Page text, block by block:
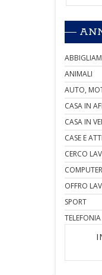
ANIMALI
AUTO,
CASA IN
CASA IN
CASE E
CERCO
COMPUTER
OFFRO
SPORT
TELEFONIA